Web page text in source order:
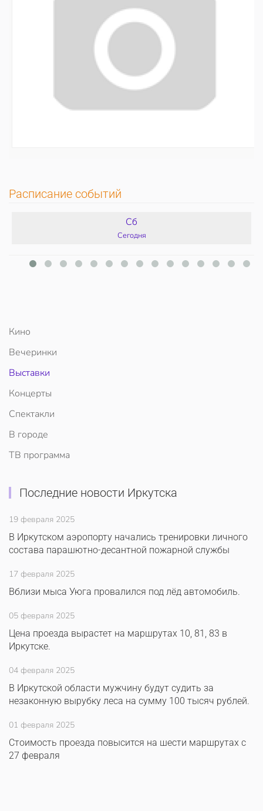
Расписание событий
Сб
Сегодня
Кино
Вечеринки
Выставки
Концерты
Спектакли
В городе
ТВ программа
Последние новости Иркутска
19 февраля 2025
В Иркутском аэропорту начались тренировки личного
состава парашютно-десантной пожарной службы
17 февраля 2025
Вблизи мыса Уюга провалился под лёд автомобиль.
05 февраля 2025
Цена проезда вырастет на маршрутах 10, 81, 83 в
Иркутске.
04 февраля 2025
В Иркутской области мужчину будут судить за
незаконную вырубку леса на сумму 100 тысяч рублей.
01 февраля 2025
Стоимость проезда повысится на шести маршрутах с
27 февраля